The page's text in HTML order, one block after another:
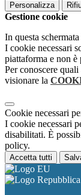
Personalizza
Gestione cookie
In questa
I cookie necessari
piattaforma e non
Per conoscere
visionare la
Cookie necessari
I cookie necessari
disabilitati. È
policy.
Accetta tutti